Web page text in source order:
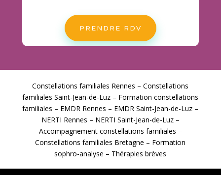
PRENDRE RDV
Constellations familiales Rennes – Constellations
familiales Saint-Jean-de-Luz – Formation constellations
familiales – EMDR Rennes – EMDR Saint-Jean-de-Luz –
NERTI Rennes – NERTI Saint-Jean-de-Luz –
Accompagnement constellations familiales –
Constellations familiales Bretagne – Formation
sophro-analyse – Thérapies brèves